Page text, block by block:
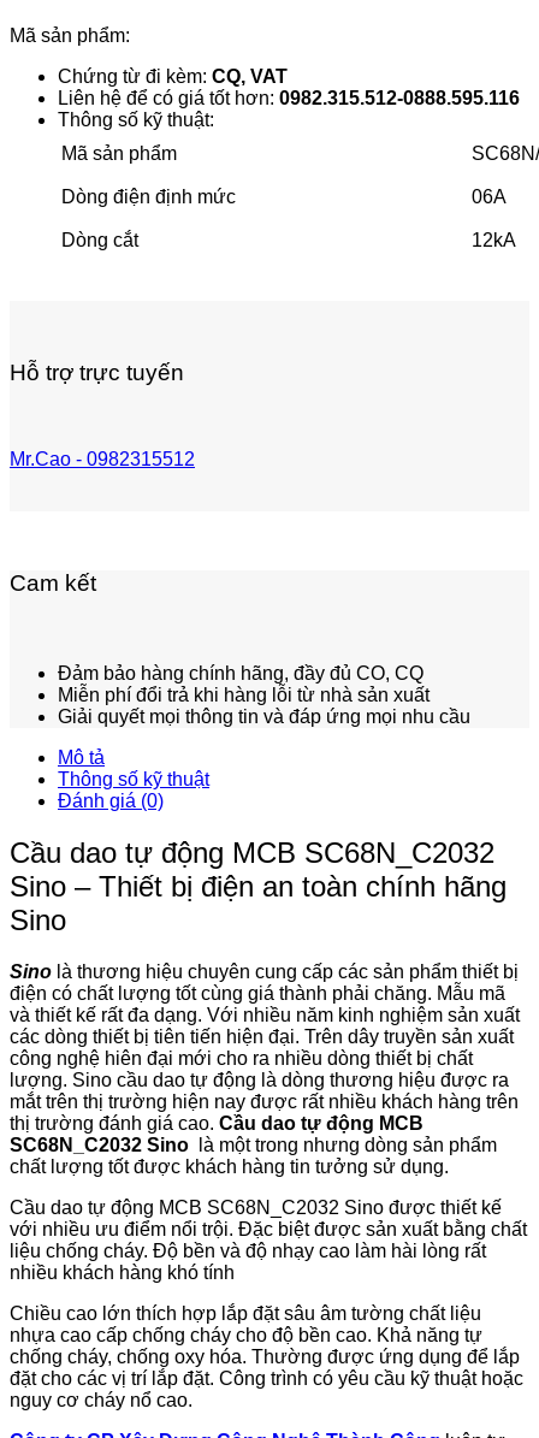
Mã sản phẩm:
Chứng từ đi kèm: CQ, VAT
Liên hệ để có giá tốt hơn: 0982.315.512-0888.595.116
Thông số kỹ thuật:
Mã sản phẩm
Dòng điện định mức 06A
Dòng cắt 12kA
Hỗ trợ trực tuyến
Mr.Cao - 0982315512
Cam kết
Đảm bảo hàng chính hãng, đầy đủ CO, CQ
Miễn phí đổi trả khi hàng lỗi từ nhà sản xuất
Giải quyết mọi thông tin và đáp ứng mọi nhu cầu
Mô tả
Thông số kỹ thuật
Đánh giá (0)
Cầu dao tự động MCB SC68N_C2032
Sino – Thiết bị điện an toàn chính hãng
Sino
Sino là thương hiệu chuyên cung cấp các sản phẩm thiết bị
điện có chất lượng tốt cùng giá thành phải chăng. Mẫu mã
và thiết kế rất đa dạng. Với nhiều năm kinh nghiệm sản xuất
các dòng thiết bị tiên tiến hiện đại. Trên dây truyền sản xuất
công nghệ hiên đại mới cho ra nhiều dòng thiết bị chất
lượng. Sino cầu dao tự động là dòng thương hiệu được ra
mắt trên thị trường hiện nay được rất nhiều khách hàng trên
thị trường đánh giá cao. Cầu dao tự động MCB
SC68N_C2032 Sino
là một trong nhưng dòng sản phẩm
chất lượng tốt được khách hàng tin tưởng sử dụng.
Cầu dao tự động MCB SC68N_C2032 Sino được thiết kế
với nhiều ưu điểm nổi trội. Đặc biệt được sản xuất bằng chất
liệu chống cháy. Độ bền và độ nhạy cao làm hài lòng rất
nhiều khách hàng khó tính
Chiều cao lớn thích hợp lắp đặt sâu âm tường chất liệu
nhựa cao cấp chống cháy cho độ bền cao. Khả năng tự
chống cháy, chống oxy hóa. Thường được ứng dụng để lắp
đặt cho các vị trí lắp đặt. Công trình có yêu cầu kỹ thuật hoặc
nguy cơ cháy nổ cao.